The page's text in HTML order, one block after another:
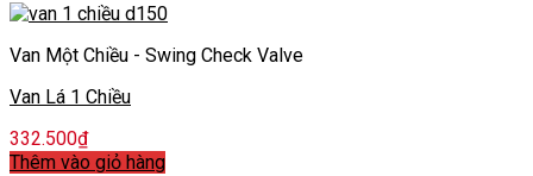
Van Một Chiều - Swing Check Valve
Van Lá 1 Chiều
332.500₫
Thêm vào giỏ hàng